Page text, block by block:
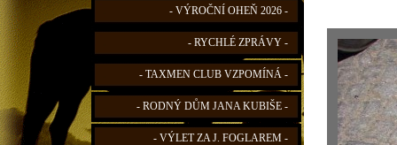
- VÝROČNÍ OHEŇ 2026 -
- RYCHLÉ ZPRÁVY -
- TAXMEN CLUB VZPOMÍNÁ -
- RODNÝ DŮM JANA KUBIŠE -
- VÝLET ZA J. FOGLAREM -